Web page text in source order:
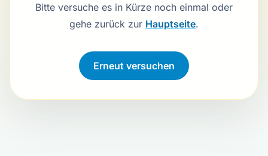
Bitte versuche es in Kürze noch einmal oder
gehe zurück zur Hauptseite.
Verbindung wird hergestellt …